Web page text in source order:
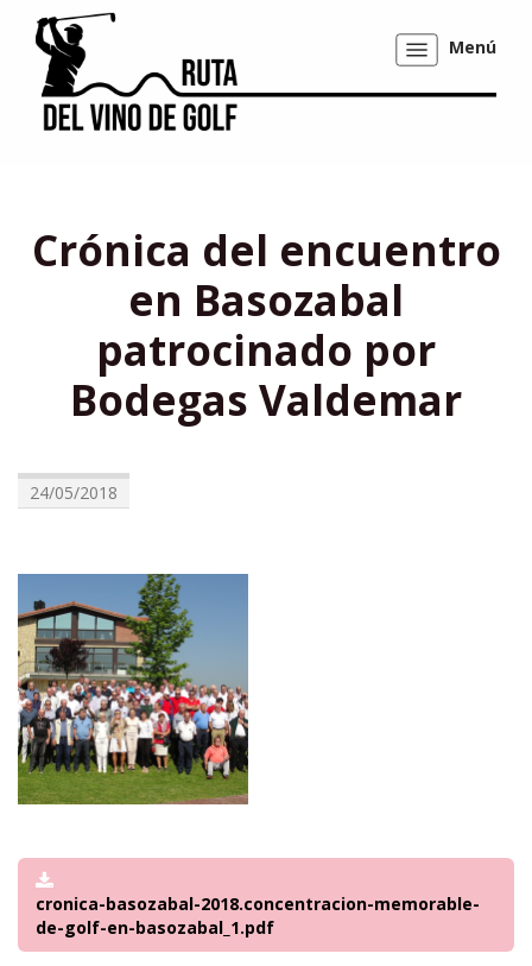
Mostrar/ocultar
navegación
Menú
Crónica del encuentro
en Basozabal
patrocinado por
Bodegas Valdemar
24/05/2018
cronica-basozabal-2018.concentracion-memorable-
de-golf-en-basozabal_1.pdf